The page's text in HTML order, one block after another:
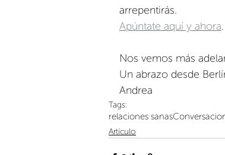
arrepentirás.
Apúntate aquí y ahora
Nos vemos más
Un abrazo desde
Andrea
Tags:
relaciones sanas
Artículo